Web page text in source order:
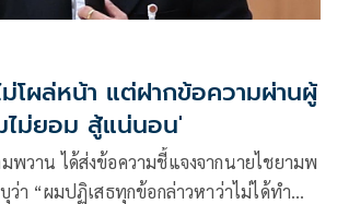
โผล่หน้า แต่ฝากข้อความผ่านผู้
ม่ยอม สู้แน่นอน'
พวาน ได้ส่งข้อความชี้แจงจากนายไชยามพ
ว่า “ผมปฏิเสธทุกข้อกล่าวหาว่าไม่ได้ทำ